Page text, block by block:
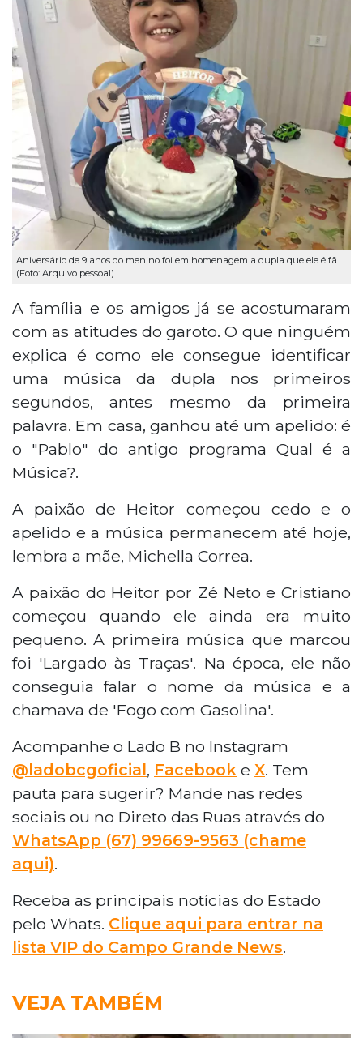
Aniversário de 9 anos do menino foi em homenagem a dupla que ele é fã
(Foto: Arquivo pessoal)
A família e os amigos já se acostumaram
com as atitudes do garoto. O que ninguém
explica é como ele consegue identificar
uma música da dupla nos primeiros
segundos, antes mesmo da primeira
palavra. Em casa, ganhou até um apelido: é
o "Pablo" do antigo programa Qual é a
Música?.
A paixão de Heitor começou cedo e o
apelido e a música permanecem até hoje,
lembra a mãe, Michella Correa.
A paixão do Heitor por Zé Neto e Cristiano
começou quando ele ainda era muito
pequeno. A primeira música que marcou
foi 'Largado às Traças'. Na época, ele não
conseguia falar o nome da música e a
chamava de 'Fogo com Gasolina'.
Acompanhe o Lado B no Instagram
@ladobcgoficial, Facebook e X. Tem
pauta para sugerir? Mande nas redes
sociais ou no Direto das Ruas através do
WhatsApp (67) 99669-9563 (chame
aqui).
Receba as principais notícias do Estado
pelo Whats. Clique aqui para entrar na
lista VIP do Campo Grande News.
VEJA TAMBÉM